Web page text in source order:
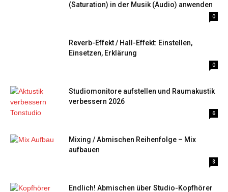
(Saturation) in der Musik (Audio) anwenden
0
Reverb-Effekt / Hall-Effekt: Einstellen,
Einsetzen, Erklärung
0
Studiomonitore aufstellen und Raumakustik
verbessern 2026
6
Mixing / Abmischen Reihenfolge – Mix
aufbauen
8
Endlich! Abmischen über Studio-Kopfhörer